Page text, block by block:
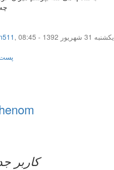
,
یکشنبه 31 شهریور 1392 - 08:45
پست
کاربر